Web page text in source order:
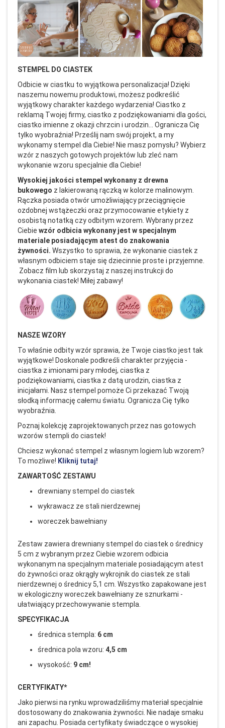
STEMPEL DO CIASTEK
Odbicie w ciastku to wyjątkowa personalizacja! Dzięki
naszemu nowemu produktowi, możesz podkreślić
wyjątkowy charakter każdego wydarzenia! Ciastko z
reklamą Twojej firmy, ciastko z podziękowaniami dla gości,
ciastko imienne z okazji chrzcin i urodzin... Ogranicza Cię
tylko wyobraźnia! Prześlij nam swój projekt, a my
wykonamy stempel dla Ciebie! Nie masz pomysłu? Wybierz
wzór z naszych gotowych projektów lub zleć nam
wykonanie wzoru specjalnie dla Ciebie!
Wysokiej jakości stempel wykonany z drewna
bukowego z lakierowaną rączką w kolorze malinowym.
Rączka posiada otwór umożliwiający przeciągnięcie
ozdobnej wstążeczki oraz przymocowanie etykiety z
osobistą notatką czy odbitym wzorem. Wybrany przez
Ciebie wzór odbicia wykonany jest w specjalnym
materiale posiadającym atest do znakowania
żywności. Wszystko to sprawia, że wykonanie ciastek z
własnym odbiciem staje się dziecinnie proste i przyjemne.
Zobacz film lub skorzystaj z naszej instrukcji do
wykonania ciastek! Miłej zabawy!
NASZE WZORY
To właśnie odbity wzór sprawia, że Twoje ciastko jest tak
wyjątkowe! Doskonale podkreśli charakter przyjęcia -
ciastka z imionami pary młodej, ciastka z
podziękowaniami, ciastka z datą urodzin, ciastka z
inicjałami. Nasz stempel pomoże Ci przekazać Twoją
słodką informację całemu światu. Ogranicza Cię tylko
wyobraźnia.
Poznaj kolekcję zaprojektowanych przez nas gotowych
wzorów stempli do ciastek!
Chciesz wykonać stempel z własnym logiem lub wzorem?
To możliwe! Kliknij tutaj!
ZAWARTOŚĆ ZESTAWU
drewniany stempel do ciastek
wykrawacz ze stali nierdzewnej
woreczek bawełniany
Zestaw zawiera drewniany stempel do ciastek o średnicy
5 cm z wybranym przez Ciebie wzorem odbicia
wykonanym na specjalnym materiale posiadającym atest
do żywności oraz okrągły wykrojnik do ciastek ze stali
nierdzewnej o średnicy 5,1 cm. Wszystko zapakowane jest
w ekologiczny woreczek bawełniany ze sznurkami -
ułatwiający przechowywanie stempla.
SPECYFIKACJA
średnica stempla: 6 cm
średnica pola wzoru: 4,5 cm
wysokość: 9 cm!
CERTYFIKATY*
Jako pierwsi na rynku wprowadziliśmy materiał specjalnie
dostosowany do znakowania żywności. Nie nadaje smaku
ani zapachu. Posiada certyfikaty świadczące o wysokiej